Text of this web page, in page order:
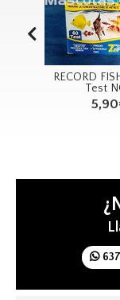
RECORD
Test